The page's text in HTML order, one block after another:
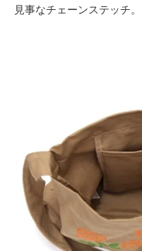
見事なチェーンステッチ。